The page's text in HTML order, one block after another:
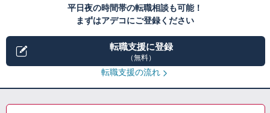
平日夜の時間帯の転職相談も可能！
まずはアデコにご登録ください
転職支援に登録
（無料）
転職支援の流れ